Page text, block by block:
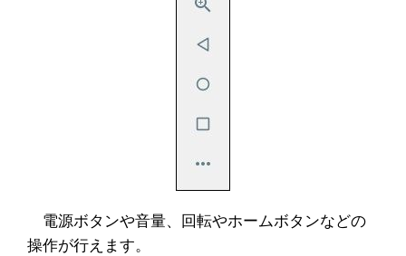
電源ボタンや音量、回転やホームボタンなどの
操作が行えます。